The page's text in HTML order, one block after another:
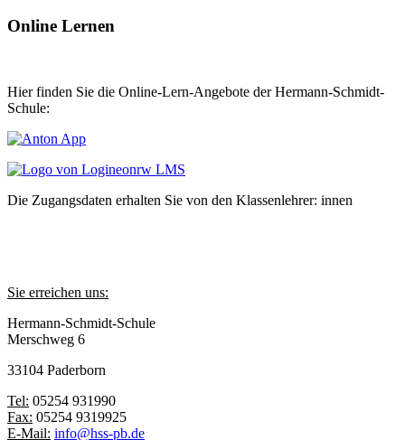
Online Lernen
Hier finden Sie die Online-Lern-Angebote der Hermann-Schmidt-
Schule:
Die Zugangsdaten erhalten Sie von den Klassenlehrer: innen
Sie erreichen uns:
Hermann-Schmidt-Schule
Merschweg 6
33104 Paderborn
Tel: 05254 931990
Fax: 05254 9319925
E-Mail: info@hss-pb.de